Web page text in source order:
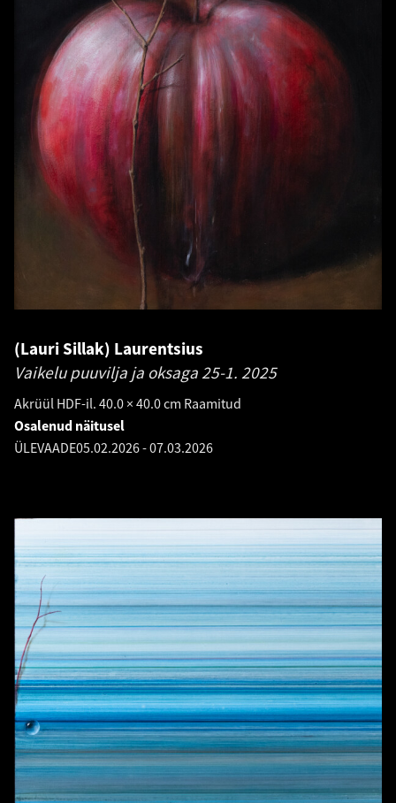
(Lauri Sillak) Laurentsius
Vaikelu puuvilja ja oksaga 25-1. 2025
Akrüül HDF-il. 40.0 × 40.0 cm Raamitud
Osalenud näitusel
ÜLEVAADE05.02.2026-07.03.2026